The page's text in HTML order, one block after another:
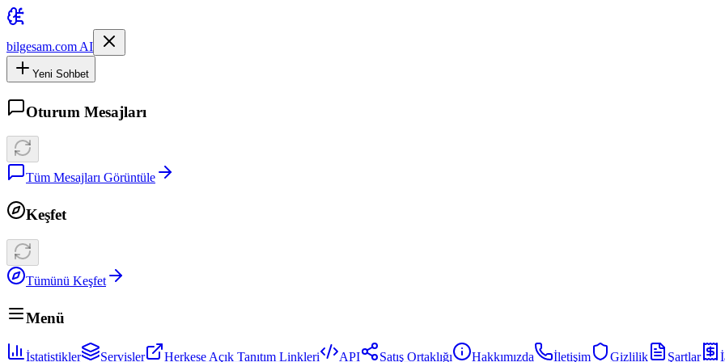
bilgesam.com AI
Yeni Sohbet
Oturum Mesajları
Tüm Mesajları Görüntüle
Keşfet
Tümünü Keşfet
Menü
İstatistikler Servisler Herkese Açık Tanıtım Linkleri API Satış Ortaklığı Hakkımızda İletişim Gizlilik Şartlar